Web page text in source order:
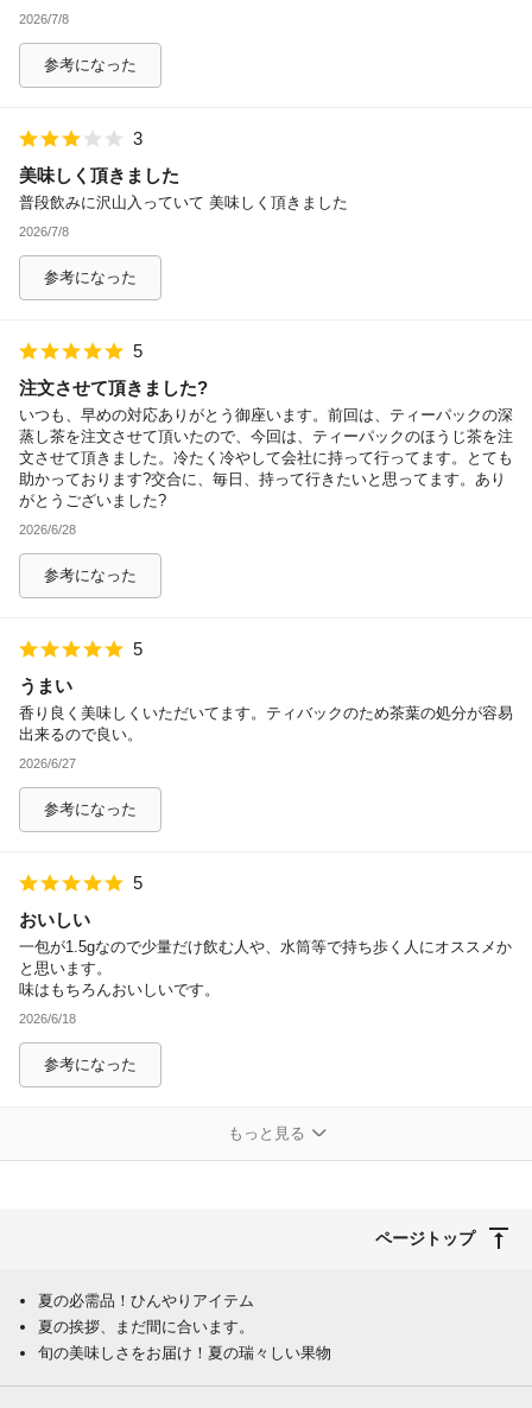
2026/7/8
参考になった
3
美味しく頂きました
普段飲みに沢山入っていて 美味しく頂きました
2026/7/8
参考になった
5
注文させて頂きました?
いつも、早めの対応ありがとう御座います。前回は、ティーパックの深
蒸し茶を注文させて頂いたので、今回は、ティーパックのほうじ茶を注
文させて頂きました。冷たく冷やして会社に持って行ってます。とても
助かっております?交合に、毎日、持って行きたいと思ってます。あり
がとうございました?
2026/6/28
参考になった
5
うまい
香り良く美味しくいただいてます。ティバックのため茶葉の処分が容易
出来るので良い。
2026/6/27
参考になった
5
おいしい
一包が1.5gなので少量だけ飲む人や、水筒等で持ち歩く人にオススメか
と思います。
味はもちろんおいしいです。
2026/6/18
参考になった
もっと見る
ページトップ
夏の必需品！ひんやりアイテム
夏の挨拶、まだ間に合います。
旬の美味しさをお届け！夏の瑞々しい果物